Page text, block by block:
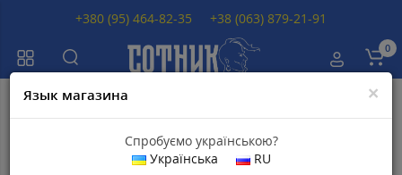
0
×
Язык магазина
Спробуємо українською?
Українська
RU
+380 (95) 464-82-35 +38 (063) 879-21-91